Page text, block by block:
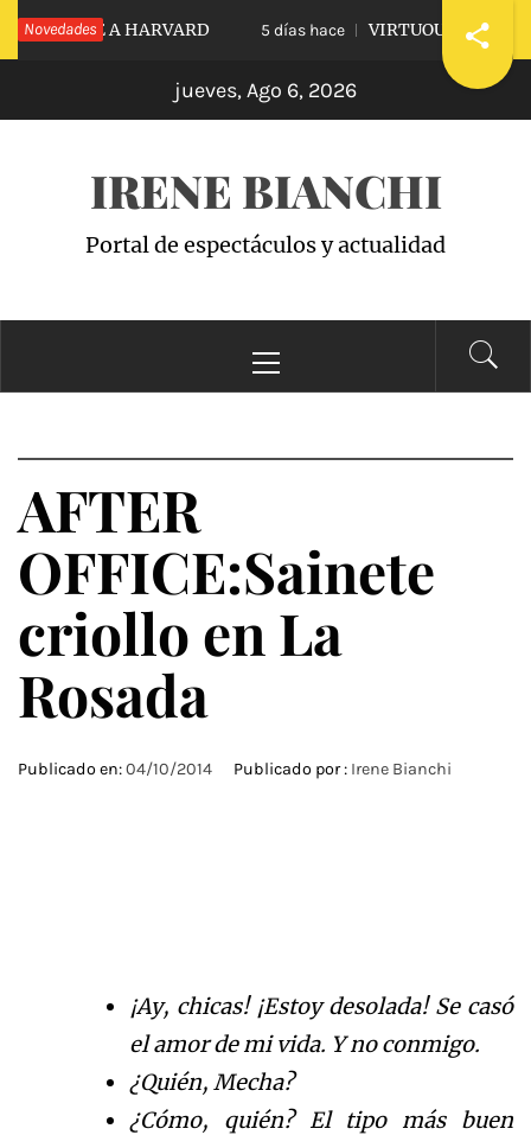
Saltar
al
NovedadesA HARVARD 5 días hace VIRTUOUS VS. VICIOUS
jueves, Ago 6, 2026
IRENE BIANCHI
Portal de espectáculos y actualidad
principal
AFTER
OFFICE:Sainete
criollo en La
Rosada
Publicado en:04/10/2014 Publicado por : Irene Bianchi
¡Ay, chicas! ¡Estoy desolada! Se casó
el amor de mi vida. Y no conmigo.
¿Quién, Mecha?
¿Cómo, quién? El tipo más buen